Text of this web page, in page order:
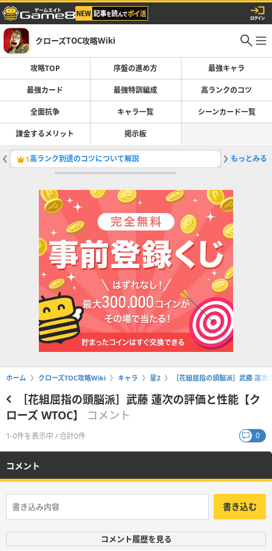
クローズTOC攻略Wiki
攻略TOP 序盤の進め方 最強キャラ
最強カード 最強特訓編成 高ランクのコツ
全面抗争 キャラ一覧 シーンカード一覧
課金するメリット 掲示板
1高ランク到達のコツについて解説 2最強シ
もっとみる
ホーム クローズTOC攻略Wiki キャラ 星2 ［花組屈指の頭脳派］武藤 蓮
［花組屈指の頭脳派］武藤 蓮次の評価と性能【ク
ローズ WTOC】
コメント
1-0件を表示中 / 合計0件 0
コメント
書き込む
コメント履歴を見る